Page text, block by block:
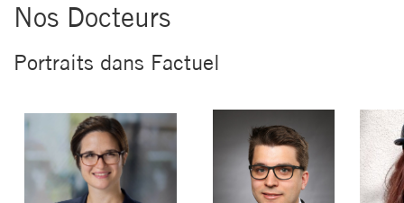
Nos Docteurs
Portraits dans Factuel